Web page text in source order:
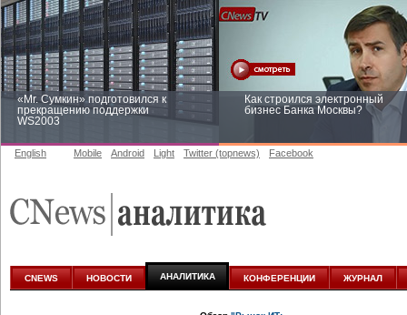
«Mr. Сумкин» подготовился к
прекращению поддержки
WS2003
Как строился электронный
бизнес Банка Москвы?
аналитике
English Mobile Android Light Twitter (topnews) Facebook
CNEWS НОВОСТИ АНАЛИТИКА КОНФЕРЕНЦИИ ЖУРНАЛ